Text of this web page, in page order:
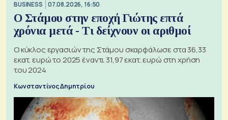
BUSINESS 07.08.2026, 16:50
Ο Στάμου στην εποχή Γιώτης επτά
χρόνια μετά - Τι δείχνουν οι αριθμοί
Ο κύκλος εργασιών της Στάμου σκαρφάλωσε στα 36,33
εκατ. ευρώ το 2025 έναντι 31,97 εκατ. ευρώ στη χρήση
του 2024
Κωνσταντίνος Δημητρίου